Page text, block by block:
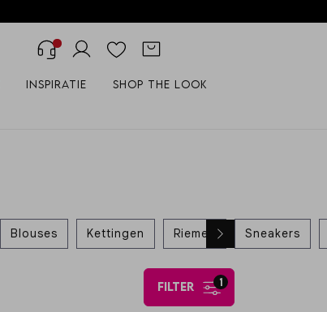
Inspiratie Shop the look
Blouses Kettingen Riemen Sneakers
1
filter